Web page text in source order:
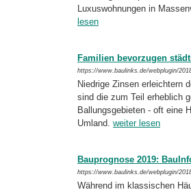
Luxuswohnungen in
lesen
Familien bevorzugen
https://www.baulinks.de/webplugin/
Niedrige Zinsen erleichtern
sind die zum Teil erheblich
Ballungsgebieten - oft eine
Umland. weiter lesen
Bauprognose 2019:
https://www.baulinks.de/webplugin/
Während im klassischen